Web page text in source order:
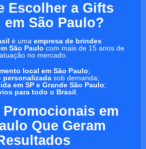
Escolher a Gifts
São Paulo?
é uma empresa de brindes
São Paulo com mais de 15 anos de
atuação no mercado.
local em São Paulo;
personalizadasob demanda;
em SP e Grande São Paulo;
para todo o Brasil.
em
Que Geram